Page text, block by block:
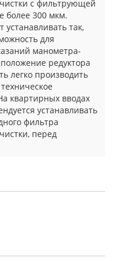
с фильтрующей
более 300 мкм.
устанавливать так,
для
манометра-
редуктора
легко производить
квартирных вводах
устанавливать
фильтра
перед